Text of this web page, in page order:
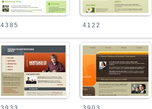
4385 4122